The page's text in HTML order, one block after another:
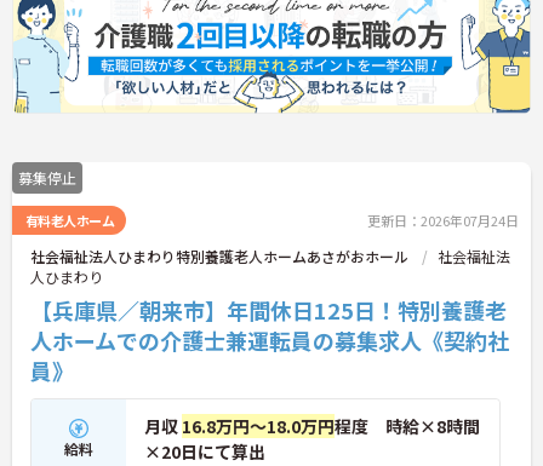
募集停止
有料老人ホーム 更新日：2026年07月24日
社会福祉法人ひまわり特別養護老人ホームあさがおホール
社会福祉法
人ひまわり
【兵庫県／朝来市】年間休日125日！特別養護老
人ホームでの介護士兼運転員の募集求人《契約社
員》
給料
月収 16.8万円～18.0万円程度 時給×8時間
×20日にて算出